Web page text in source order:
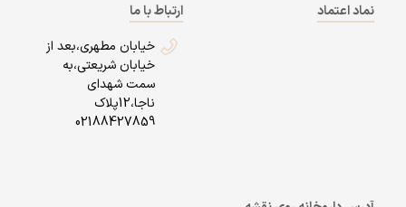
نماد اعتماد
ارتباط با ما
خیابان مطهری،بعد از
خیابان شریعتی،به
سمت شهدای
ناجا،12پلاک
02188427859